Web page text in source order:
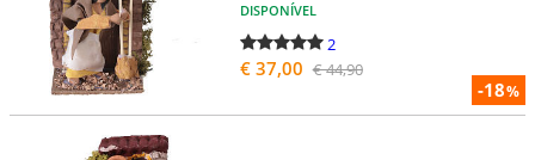
-18%
DISPONÍVEL
2
€ 37,00 € 44,90